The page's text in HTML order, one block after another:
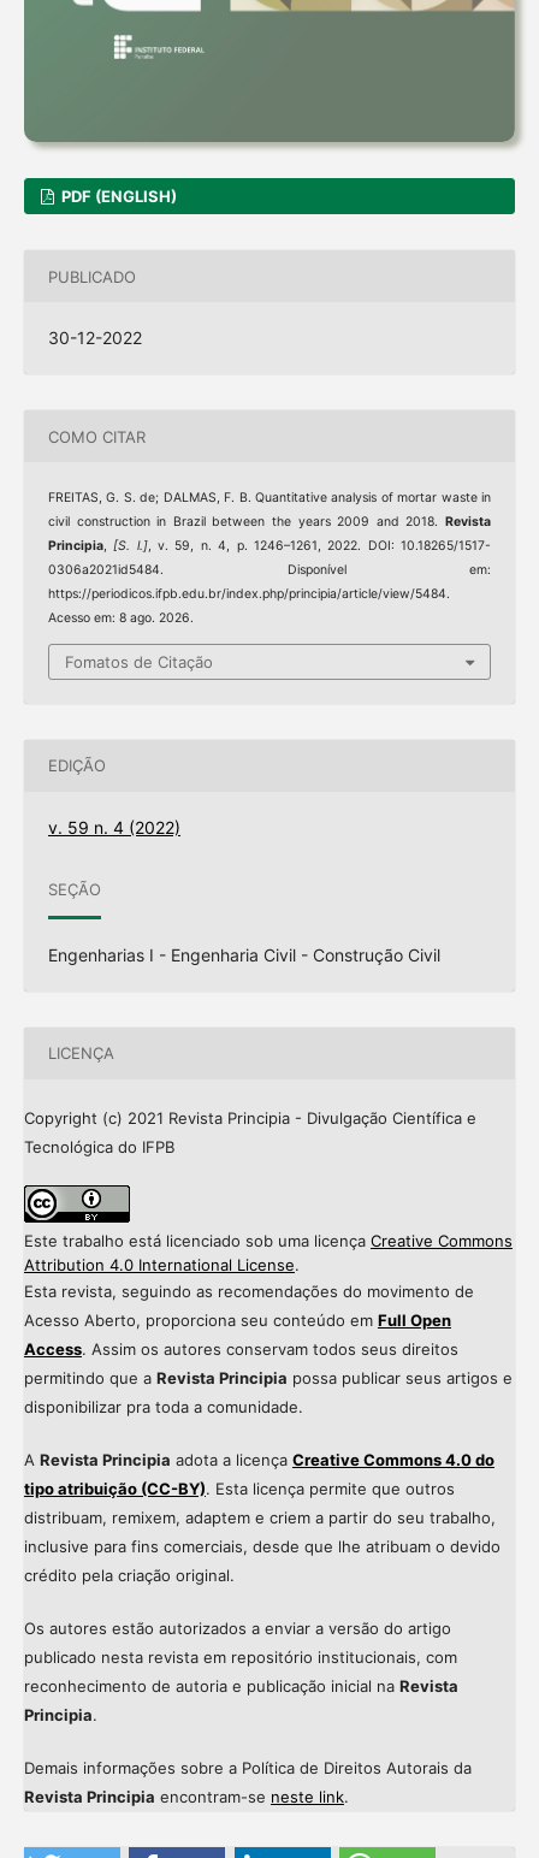
PDF (ENGLISH)
PUBLICADO
30-12-2022
COMO CITAR
FREITAS, G. S. de; DALMAS, F. B. Quantitative analysis of mortar waste in
civil construction in Brazil between the years 2009 and 2018.Revista
Principia,[S. l.], v. 59, n. 4, p. 1246–1261, 2022. DOI: 10.18265/1517-
0306a2021id5484. Disponível em:
https://periodicos.ifpb.edu.br/index.php/principia/article/view/5484.
Acesso em: 8 ago. 2026.
Fomatos de Citação
EDIÇÃO
v. 59 n. 4 (2022)
SEÇÃO
Engenharias I - Engenharia Civil - Construção Civil
LICENÇA
Copyright (c) 2021 Revista Principia - Divulgação Científica e
Tecnológica do IFPB
Este trabalho está licenciado sob uma licença Creative Commons
Attribution 4.0 International License.
Esta revista, seguindo as recomendações do movimento de
Acesso Aberto, proporciona seu conteúdo em Full Open
Access. Assim os autores conservam todos seus direitos
permitindo que a Revista Principia possa publicar seus artigos e
disponibilizar pra toda a comunidade.
A Revista Principia adota a licença Creative Commons 4.0 do
tipo atribuição (CC-BY). Esta licença permite que outros
distribuam, remixem, adaptem e criem a partir do seu trabalho,
inclusive para fins comerciais, desde que lhe atribuam o devido
crédito pela criação original.
Os autores estão autorizados a enviar a versão do artigo
publicado nesta revista em repositório institucionais, com
reconhecimento de autoria e publicação inicial na Revista
Principia.
Demais informações sobre a Política de Direitos Autorais da
Revista Principia encontram-se neste link.